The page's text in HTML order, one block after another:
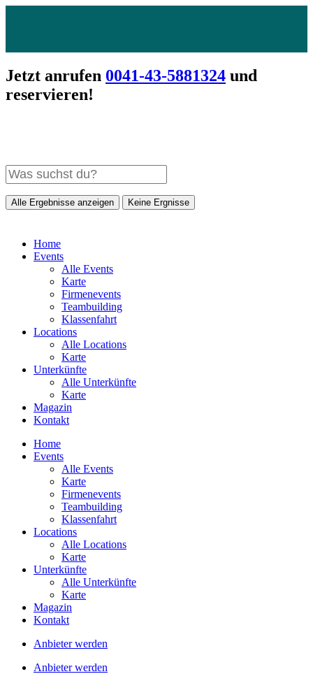
Jetzt anrufen 0041-43-5881324 und
reservieren!
Alle Ergebnisse anzeigen Keine Ergnisse
Home
Events
Alle Events
Karte
Firmenevents
Teambuilding
Klassenfahrt
Locations
Alle Locations
Karte
Unterkünfte
Alle Unterkünfte
Karte
Magazin
Kontakt
Home
Events
Alle Events
Karte
Firmenevents
Teambuilding
Klassenfahrt
Locations
Alle Locations
Karte
Unterkünfte
Alle Unterkünfte
Karte
Magazin
Kontakt
Anbieter werden
Anbieter werden